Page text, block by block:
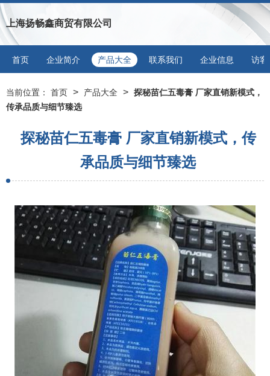
上海扬畅鑫商贸有限公司
首页 企业简介 产品大全 联系我们 企业信息 访客
当前位置： 首页 > 产品大全 > 探秘苗仁五毒膏 厂家直销新模式，
传承品质与细节臻选
探秘苗仁五毒膏 厂家直销新模式，传
承品质与细节臻选